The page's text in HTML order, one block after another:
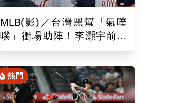
MLB(影)／台灣黑幫「氣噗
噗」衝場助陣！李灝宇前輩
遭觸身球「引爆大場面」
熱門